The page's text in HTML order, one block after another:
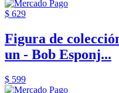
$ 629
Figura de
un - Bob Esponj...
$ 599